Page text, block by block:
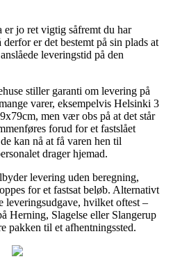
er jo ret vigtig såfremt du har
er det bestemt på sin plads at
leveringstid på den
stiller garanti om levering på
varer, eksempelvis Helsinki 3
men vær obs på at det står
forud for et fastslået
kan nå at få varen hen til
drager hjemad.
levering uden beregning,
for et fastsat beløb. Alternativt
leveringsudgave, hvilket oftest –
Herning, Slagelse eller Slangerup
pakken til et afhentningssted.